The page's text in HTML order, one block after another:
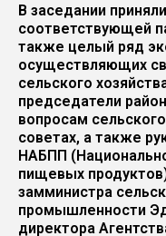
В заседании
соответствующей
также целый ряд
осуществляющих
сельского
председатели
вопросам
советах, а также
НАБПП
пищевых
замминистра
промышленности
директора